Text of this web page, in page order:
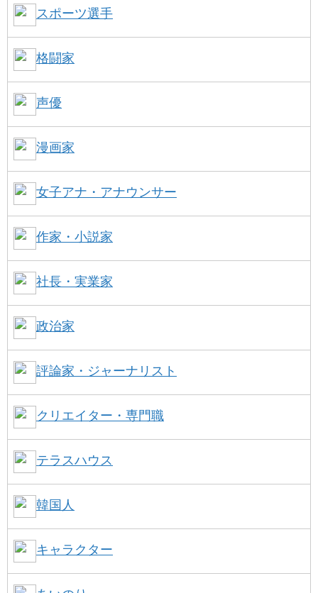
スポーツ選手
格闘家
声優
漫画家
女子アナ・アナウンサー
作家・小説家
社長・実業家
政治家
評論家・ジャーナリスト
クリエイター・専門職
テラスハウス
韓国人
キャラクター